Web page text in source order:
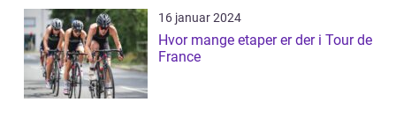
16 januar 2024
Hvor mange etaper er der i Tour de
France